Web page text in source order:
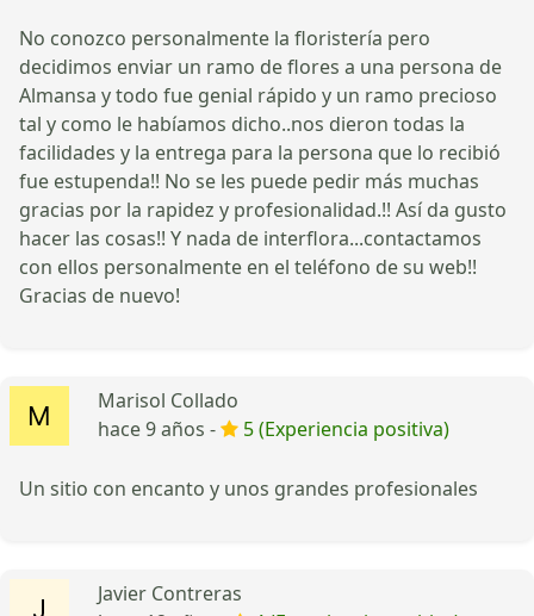
No conozco personalmente la floristería pero
decidimos enviar un ramo de flores a una persona de
Almansa y todo fue genial rápido y un ramo precioso
tal y como le habíamos dicho..nos dieron todas la
facilidades y la entrega para la persona que lo recibió
fue estupenda!! No se les puede pedir más muchas
gracias por la rapidez y profesionalidad.!! Así da gusto
hacer las cosas!! Y nada de interflora...contactamos
con ellos personalmente en el teléfono de su web!!
Gracias de nuevo!
Marisol Collado
hace 9 años -
5 (Experiencia positiva)
Un sitio con encanto y unos grandes profesionales
Javier Contreras